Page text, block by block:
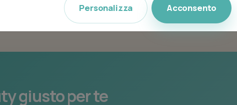
giusto per te
Personalizza Acconsento